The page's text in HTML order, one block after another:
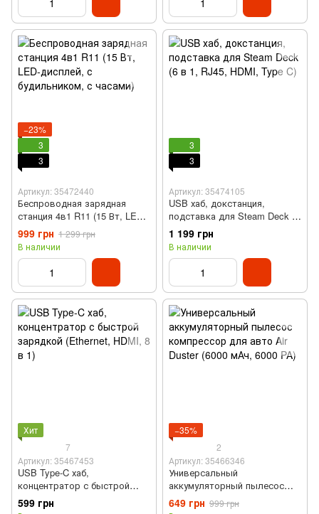
−23%
3
3
Артикул: 35472440
Беспроводная зарядная
станция 4в1 R11 (15 Вт, LED-
дисплей, с будильником, с
часами)
999 грн 1 299 грн
В наличии
3
3
Артикул: 35474105
USB хаб, докстанция,
подставка для Steam Deck (6
в 1, RJ45, HDMI, Type C)
1 199 грн
В наличии
Хит
7
Артикул: 35467453
USB Type-C хаб,
концентратор с быстрой
зарядкой (Ethernet, HDMI, 8 в
1)
599 грн
−35%
2
Артикул: 35466346
Универсальный
аккумуляторный пылесос
компрессор для авто Air
Duster (6000 мАч, 6000 PA)
649 грн 999 грн